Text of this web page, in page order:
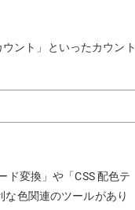
ント」といったカウント
ド変換」や「CSS 配色テ
な色関連のツールがあり